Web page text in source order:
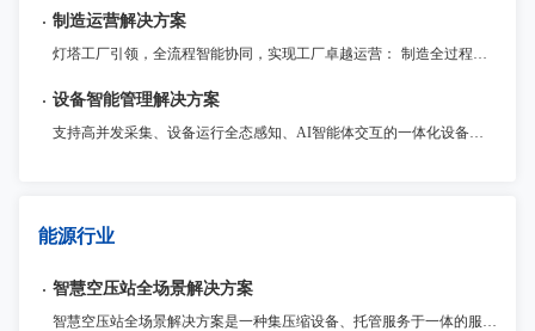
制造运营解决方案
灯塔工厂引领，全流程智能协同，实现工厂卓越运营： 制造全过程监管与追溯：全面记录制造全流程数据，提升整体运营效率和质量控制水平。 流程敏捷化定制与优化：灵活定制生产管理流程和功能扩展，满足企业不同发展阶段的需求。 灯塔工厂管理实践引领：数据驱动生产资源配置，高效应对市场变化，提高盈利能力。
设备智能管理解决方案
支持高并发采集、设备运行全态感知、AI智能体交互的一体化设备智能管理平台，提供资产管理、状态监控、维修保养、远程运维、节能降耗等全场景服务。
能源行业
智慧空压站全场景解决方案
智慧空压站全场景解决方案是一种集压缩设备、托管服务于一体的服务。客户将压缩设备托管到提供商处，提供商在进行设备的维护、监测及检修，从而保障压缩空气设备的平稳运行。压缩空气托管可以大大延长压缩机的寿命，减少设备方面的开支，提高效率。